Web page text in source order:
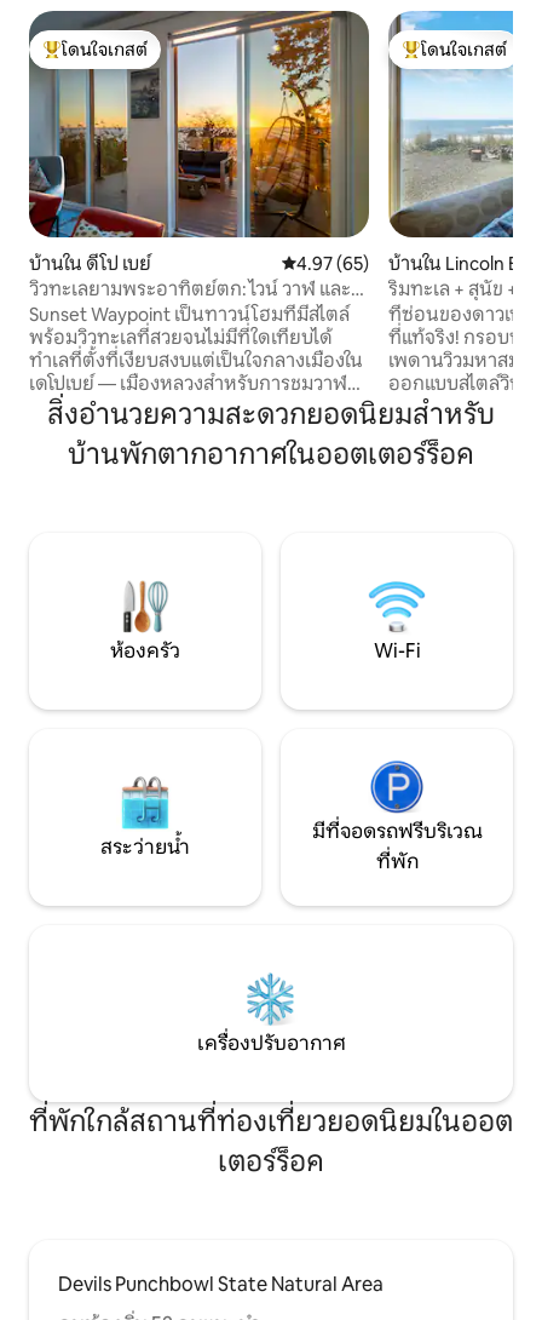
โดนใจเกสต์ที่สุด
โดนใจเกสต์
บ้านใน ดีโป เบย์ คะแนนเฉลี่ย 4.97 จาก 5, 65 รีวิว
4.97 (65)
วิวทะเลยามพระอาทิตย์ตก: ไวน์ วาฬ และ
ความสนุกสนานสำหรับครอบครัว
Sunset Waypoint เป็นทาวน์โฮมที่มีสไตล์
พร้อมวิวทะเลที่สวยจนไม่มีที่ใดเทียบได้
ทำเลที่ตั้งที่เงียบสงบแต่เป็นใจกลางเมืองใน
เดโปเบย์ — เมืองหลวงสำหรับการชมวาฬ
ของแปซิฟิกตะวันตกเฉียงเหนือ — ช่วยให้
เดินทางไปยังสถานที่ท่องเที่ยยอดนิยมของ
ชายฝั่งได้ง่าย จุดเด่นบางประการ: เดินไม่
แก้วไวน์และเหยือกกรองไวน์ ตู้เย็นไวน์
เครื่องเล่นเพลง และโต๊ะโป๊กเกอร์
โดนใจเกสต์ที่สุด
โดนใจเกสต์
บ้านใน Lincoln
ริมทะเล + สุนัข +
สุดงดงาม!
ที่ซ่อนของดาวเน
ที่แท้จริง! กรอบหน้าต่างสูงจากพื้นจรด
เพดานวิวมหาสมุท
ออกแบบสไตล์วินเ
เหมือนบ้านริมชาย
พื้นที่ที่น่าอยู่และบ
บ้านหลังนี้เหมาะส
พาเพื่อนมาด้วยถึง
สิ่งอำนวยความสะดวกยอดนิยมสำหรับ
บ้านพักตากอากาศในออตเตอร์ร็อค
ห้องครัว Wi-Fi
สระว่ายน้ำ
มีที่จอดรถฟรีบริเวณ
ที่พัก
เครื่องปรับอากาศ
ที่พักใกล้สถานที่ท่องเที่ยวยอดนิยมในออต
เตอร์ร็อค
Devils Punchbowl State Natural Area